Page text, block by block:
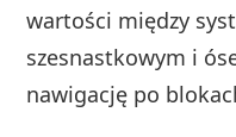
wartości między
szesnastkowym i
nawigację po